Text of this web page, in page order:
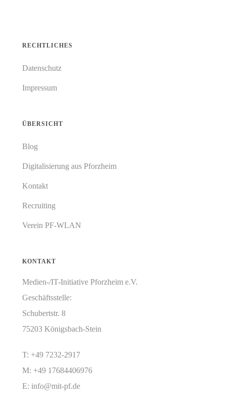
RECHTLICHES
Datenschutz
Impressum
ÜBERSICHT
Blog
Digitalisierung aus Pforzheim
Kontakt
Recruiting
Verein PF-WLAN
KONTAKT
Medien-/IT-Initiative Pforzheim e.V.
Geschäftsstelle:
Schubertstr. 8
75203 Königsbach-Stein
T: +49 7232-2917
M: +49 17684406976
E: info@mit-pf.de